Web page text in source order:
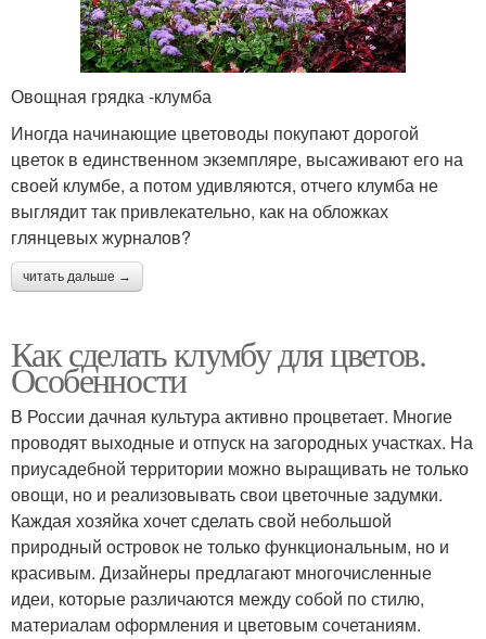
Овощная грядка -клумба
Иногда начинающие цветоводы покупают дорогой
цветок в единственном экземпляре, высаживают его на
своей клумбе, а потом удивляются, отчего клумба не
выглядит так привлекательно, как на обложках
глянцевых журналов?
читать дальше →
Как сделать клумбу для цветов.
Особенности
В России дачная культура активно процветает. Многие
проводят выходные и отпуск на загородных участках. На
приусадебной территории можно выращивать не только
овощи, но и реализовывать свои цветочные задумки.
Каждая хозяйка хочет сделать свой небольшой
природный островок не только функциональным, но и
красивым. Дизайнеры предлагают многочисленные
идеи, которые различаются между собой по стилю,
материалам оформления и цветовым сочетаниям.